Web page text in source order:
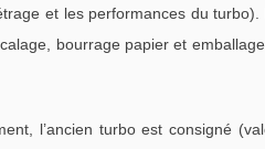
et les performances du
bourrage papier et
l’ancien turbo est consigné